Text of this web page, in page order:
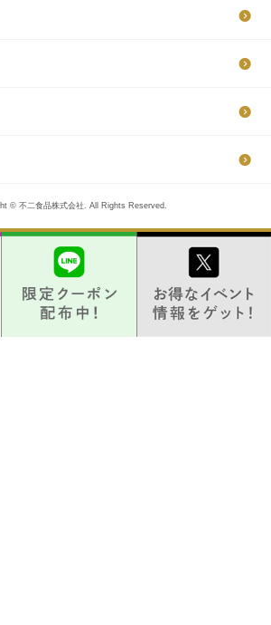
© 不二食品株式会社. All Rights Reserved.